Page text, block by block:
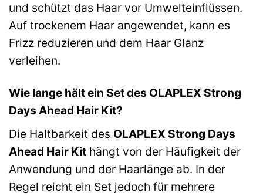
und schützt das Haar vor Umwelteinflüssen.
Auf trockenem Haar angewendet, kann es
Frizz reduzieren und dem Haar Glanz
verleihen.
Wie lange hält ein Set des OLAPLEX Strong
Days Ahead Hair Kit?
Die Haltbarkeit des OLAPLEX Strong Days
Ahead Hair Kit hängt von der Häufigkeit der
Anwendung und der Haarlänge ab. In der
Regel reicht ein Set jedoch für mehrere